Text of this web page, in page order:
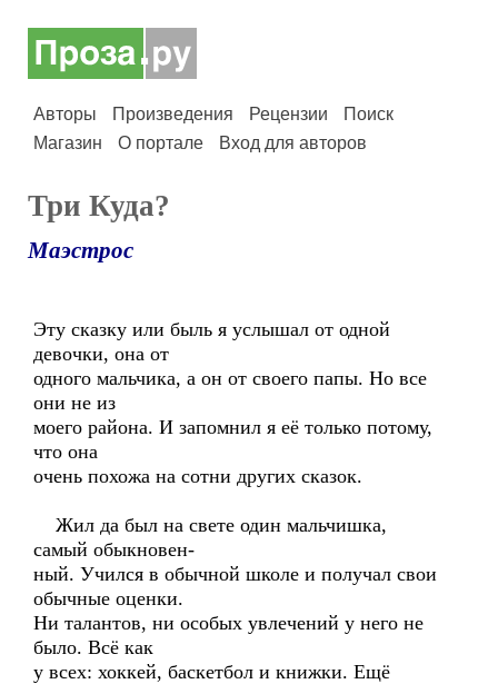
Авторы Произведения Рецензии
Поиск
Магазин
О портале Вход для авторов
Три Куда?
Маэстрос
Эту сказку или быль я услышал от одной
девочки, она от
одного мальчика, а он от своего папы. Но все
они не из
моего района. И запомнил я её только потому,
что она
очень похожа на сотни других сказок.
Жил да был на свете один мальчишка,
самый обыкновен-
ный. Учился в обычной школе и получал свои
обычные оценки.
Ни талантов, ни особых увлечений у него не
было. Всё как
у всех: хоккей, баскетбол и книжки. Ещё